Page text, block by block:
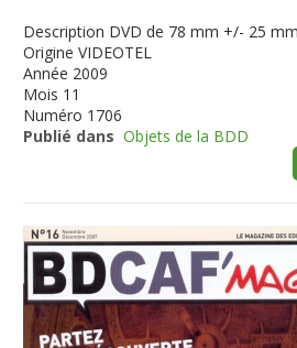
Description DVD de 78 mm +/- 25
Origine VIDEOTEL
Année 2009
Mois 11
Numéro 1706
Publié dans Objets de la BDD